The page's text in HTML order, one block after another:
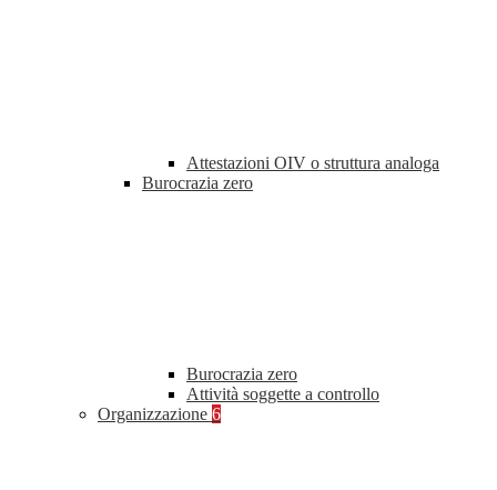
Attestazioni OIV o struttura analoga
Burocrazia zero
Burocrazia zero
Attività soggette a controllo
Organizzazione 6